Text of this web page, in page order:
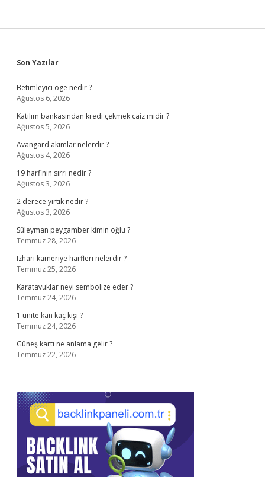
Sidebar
Son Yazılar
Betimleyici öge nedir ?
Ağustos 6, 2026
Katılım bankasından kredi çekmek caiz midir ?
Ağustos 5, 2026
Avangard akımlar nelerdir ?
Ağustos 4, 2026
19 harfinin sırrı nedir ?
Ağustos 3, 2026
2 derece yırtık nedir ?
Ağustos 3, 2026
Süleyman peygamber kimin oğlu ?
Temmuz 28, 2026
Izharı kameriye harfleri nelerdir ?
Temmuz 25, 2026
Karatavuklar neyi sembolize eder ?
Temmuz 24, 2026
1 ünite kan kaç kişi ?
Temmuz 24, 2026
Güneş kartı ne anlama gelir ?
Temmuz 22, 2026